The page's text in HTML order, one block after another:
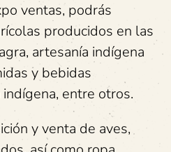
ventas, podrás
producidos en las
artesanía indígena
y bebidas
entre otros.
y venta de aves,